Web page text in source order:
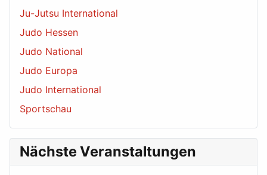
Ju-Jutsu International
Judo Hessen
Judo National
Judo Europa
Judo International
Sportschau
Nächste Veranstaltungen